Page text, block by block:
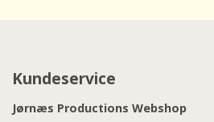
Kundeservice
Jørnæs Productions Webshop